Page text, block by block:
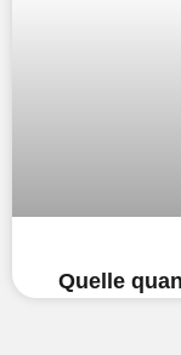
Quelle